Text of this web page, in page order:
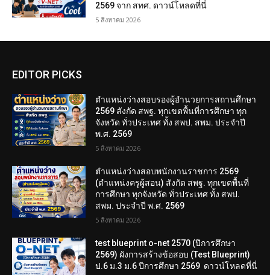
2569 จาก สทศ. ดาวน์โหลดที่นี่
5 สิงหาคม 2026
EDITOR PICKS
ตำแหน่งว่างสอบรองผู้อำนวยการสถานศึกษา
2569 สังกัด สพฐ. ทุกเขตพื้นที่การศึกษา ทุก
จังหวัด ทั่วประเทศ ทั้ง สพป. สพม. ประจำปี
พ.ศ. 2569
5 สิงหาคม 2026
ตำแหน่งว่างสอบพนักงานราชการ 2569
(ตำแหน่งครูผู้สอน) สังกัด สพฐ. ทุกเขตพื้นที่
การศึกษา ทุกจังหวัด ทั่วประเทศ ทั้ง สพป.
สพม. ประจำปี พ.ศ. 2569
5 สิงหาคม 2026
test blueprint o-net 2570 (ปีการศึกษา
2569) ผังการสร้างข้อสอบ (Test Blueprint)
ป.6 ม.3 ม.6 ปีการศึกษา 2569 ดาวน์โหลดที่นี่